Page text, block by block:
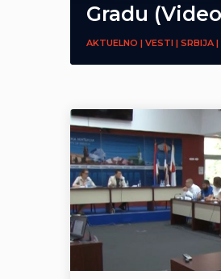
Gradu
AKTUELNO | VESTI | SRBIJA |